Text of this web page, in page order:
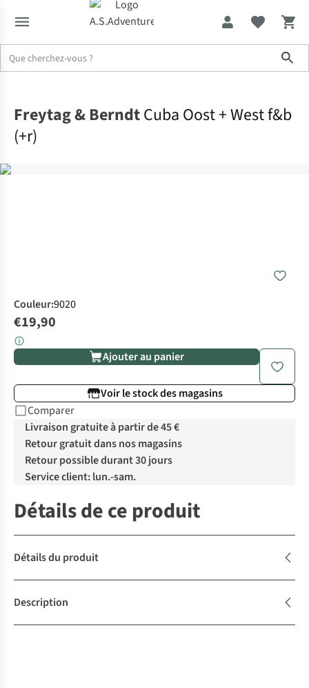
Freytag & BerndtCuba Oost + West f&b
(+r)
Couleur:9020
€19,90
Ajouter au panier
Voir le stock des magasins
Comparer
Livraison gratuite à partir de 45 €
Retour gratuit dans nos magasins
Retour possible durant 30 jours
Service client: lun.-sam.
Détails de ce produit
Détails du produit
Description